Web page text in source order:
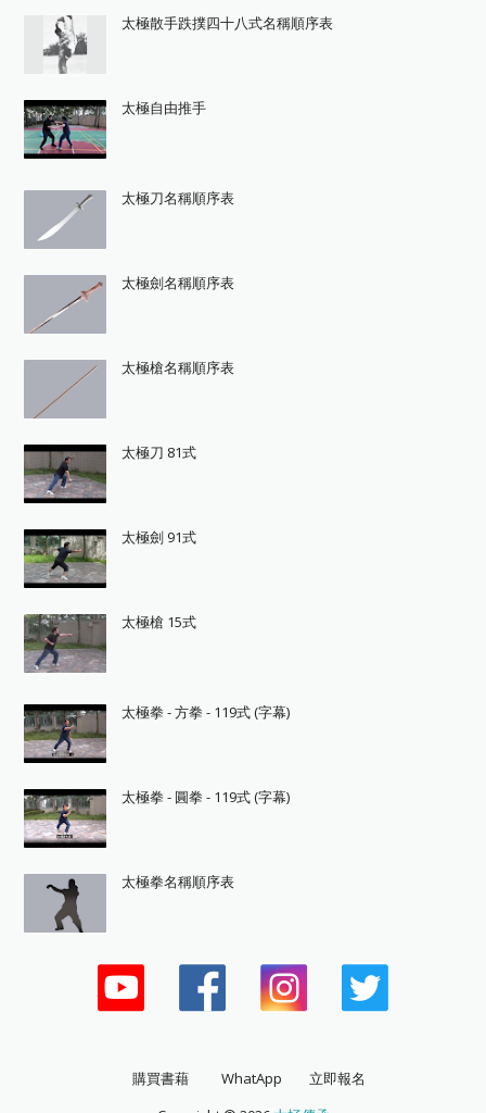
太極散手跌撲四十八式名稱順序表
太極自由推手
太極刀名稱順序表
太極劍名稱順序表
太極槍名稱順序表
太極刀 81式
太極劍 91式
太極槍 15式
太極拳 - 方拳 - 119式 (字幕)
太極拳 - 圓拳 - 119式 (字幕)
太極拳名稱順序表
購買書藉 WhatApp
立即報名